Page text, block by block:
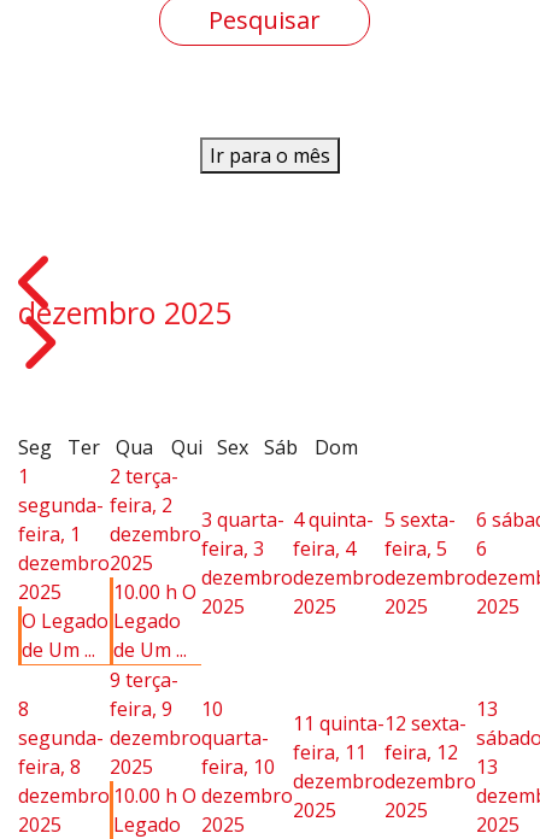
Ir para o mês
dezembro 2025
Seg Ter Qua Qui Sex Sáb
Dom
1
segunda-
feira, 1
dezembro
2025
O Legado
de Um ...
2 terça-
feira, 2
dezembro
2025
10.00 h O
Legado
de Um ...
3 quarta-
feira, 3
dezembro
2025
4quinta-
feira, 4
dezembro
2025
5 sexta-
feira, 5
dezembro
2025
6
6
2025
8
segunda-
feira, 8
dezembro
2025
9 terça-
feira, 9
dezembro
2025
10.00 h O
Legado
10
quarta-
feira, 10
dezembro
2025
11 quinta-
feira, 11
dezembro
2025
12 sexta-
feira, 12
dezembro
2025
13
13
2025